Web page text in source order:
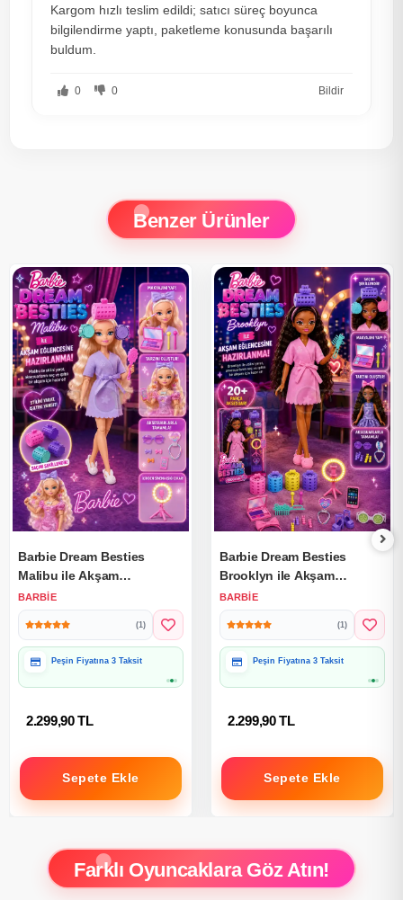
Kargom hızlı teslim edildi; satıcı süreç boyunca
bilgilendirme yaptı, paketleme konusunda başarılı
buldum.
0 0 Bildir
Benzer Ürünler
Barbie Dream Besties
Malibu ile Akşam
Eğlencesine Hazırlanma
JGG38 - Barbie Bebek
BARBIE
(1)
Peşin Fiyatına 3 Taksit
2.299,90 TL
Sepete Ekle
Barbie Dream Besties
Brooklyn ile Akşam
Eğlencesine Hazırlanma
JGG39 - Barbie Bebek
BARBIE
(1)
Peşin Fiyatına 3 Taksit
2.299,90 TL
Sepete Ekle
Farklı Oyuncaklara Göz Atın!